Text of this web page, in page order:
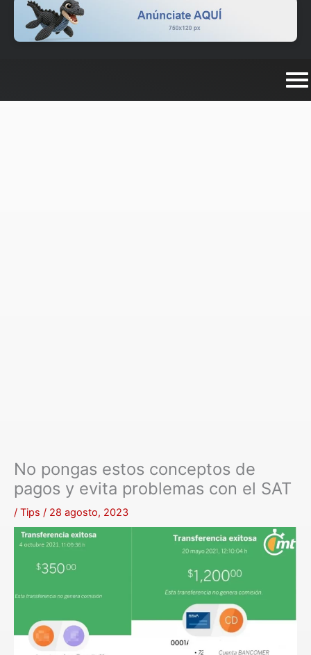
No pongas estos conceptos de
pagos y evita problemas con el SAT
/ Tips / 28 agosto, 2023